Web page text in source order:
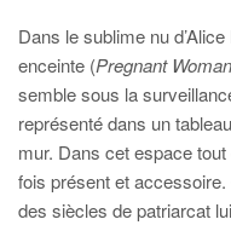
Dans le sublime nu
enceinte (Pregnant Woman
semble sous la
représenté dans un
mur. Dans cet espace
fois présent et
des siècles de patriarcat